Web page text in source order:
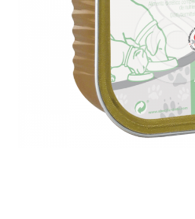
О компании
Оформление заказа